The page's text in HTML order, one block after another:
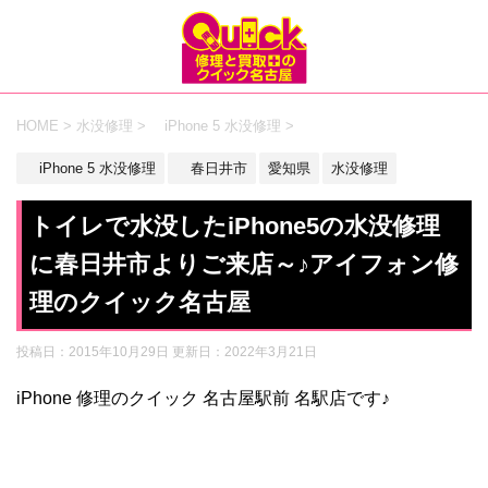
HOME > 水没修理 > iPhone 5 水没修理 >
iPhone 5 水没修理 春日井市 愛知県 水没修理
トイレで水没したiPhone5の水没修理
に春日井市よりご来店～♪アイフォン修
理のクイック名古屋
投稿日：2015年10月29日 更新日： 2022年3月21日
iPhone 修理のクイック 名古屋駅前 名駅店です♪